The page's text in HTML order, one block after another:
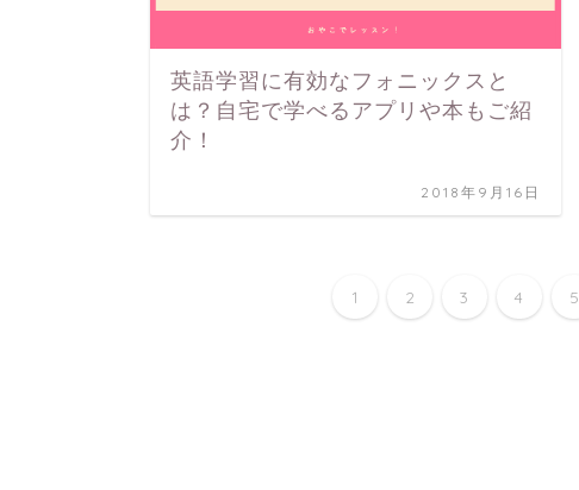
英語学習に有効なフォニックスと
は？自宅で学べるアプリや本もご紹
介！
2018年9月16日
1 2 3 4 5